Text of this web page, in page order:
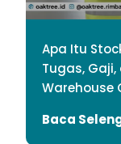
Apa Itu
Tugas,
Warehouse
Baca